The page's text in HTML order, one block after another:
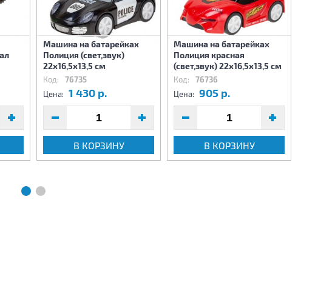
Машина на батарейках
Полиция (свет,звук)
22х16,5х13,5 см
Код: 76735
Цена: 1 430 р.
В КОРЗИНУ
Машина на батарейках
Полиция красная
(свет,звук) 22х16,5х13,5 см
Код: 76736
Цена: 905 р.
В КОРЗИНУ